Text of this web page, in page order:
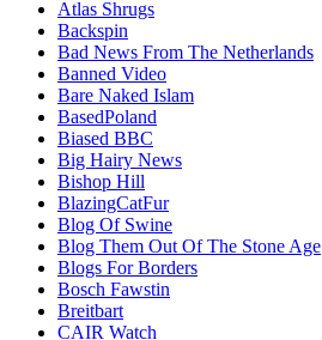
Atlas Shrugs
Backspin
Bad News From The Netherlands
Banned Video
Bare Naked Islam
BasedPoland
Biased BBC
Big Hairy News
Bishop Hill
BlazingCatFur
Blog Of Swine
Blog Them Out Of The Stone Age
Blogs For Borders
Bosch Fawstin
Breitbart
CAIR Watch